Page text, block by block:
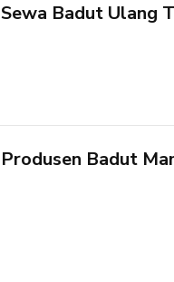
Sewa Badut Ulang
Produsen Badut